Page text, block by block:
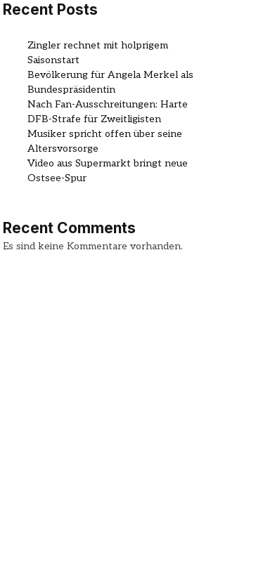
Recent Posts
Zingler rechnet mit holprigem
Saisonstart
Bevölkerung für Angela Merkel als
Bundespräsidentin
Nach Fan-Ausschreitungen: Harte
DFB-Strafe für Zweitligisten
Musiker spricht offen über seine
Altersvorsorge
Video aus Supermarkt bringt neue
Ostsee-Spur
Recent Comments
Es sind keine Kommentare vorhanden.